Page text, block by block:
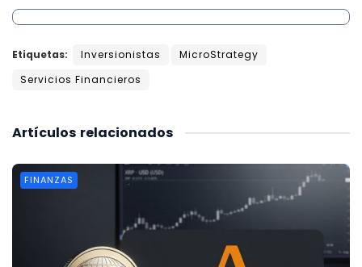
Etiquetas: Inversionistas
MicroStrategy
Servicios Financieros
relacionados
Artículos
FINANZAS